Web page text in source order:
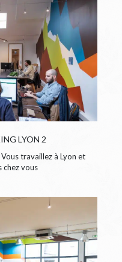
LYON 2
travaillez à Lyon et
chez vous